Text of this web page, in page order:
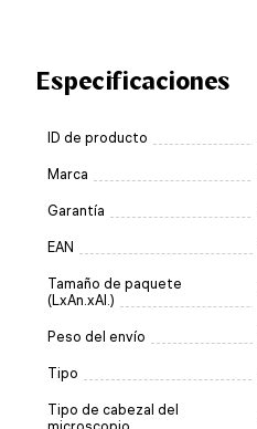
Especificaciones
ID de producto
Marca
Garantía
EAN
Tamaño de paquete
(LxAn.xAl.)
Peso del envío
Tipo
Tipo de cabezal del